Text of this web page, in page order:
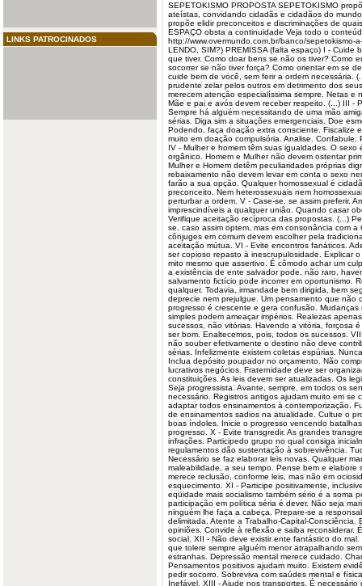
LINKS PATROCINADOS
SEPETOKISMO PROPOSTA SEPETOKISMO
ateístas, convidando cidadãs e cidadãos do
propõe elidir preconceitos e discriminações de
ESPAÇO obsta a continuidade Veja todo o
http://www.overmundo.com.br/banco/sepetokismo-
LENDO, SIM?) PREMISSA (falta espaço) I - Cuide
que tiver. Como doar bens se não os tiver? Como
socorrer se não tiver força? Como orientar em se
cuide bem de você, sem ferir a ordem necessária.
prudente zelar pelos outros em detrimento dos
merecem atenção especialíssima sempre. Netas e
Mãe e pai e avós devem receber respeito. (...) III -
Sempre há alguém necessitando de uma mão
sérias. Diga sim a situações emergenciais. Doe
Podendo, faça doação extra consciente. Fiscalize
muito em doação compulsória. Analise. Confabule.
IV - Mulher e homem têm suas igualdades. O sexo
orgânico. Homem e Mulher não devem ostentar
Mulher e Homem detêm peculiaridades próprias
rebaixamento não devem levar em conta o sexo
farão a sua opção. Qualquer homossexual é
preconceito. Nem heterossexuais nem
perturbar a ordem. V - Case-se, se assim preferir.
imprescindíveis a qualquer união. Quando casar
Verifique aceitação recíproca das propostas. (...)
se, caso assim optem, mas em consonância com
cônjuges em comum devem escolher pela
aceitação mútua. VI - Evite encontros fanáticos.
ser copioso repasto à inescrupulosidade. Explicar
mito mesmo que assertivo. É cômodo achar um
a existência de ente salvador pode, não raro,
salvamento fictício pode incorrer em oportunismo.
qualquer. Todavia, irmandade bem dirigida, bem
deprecie nem prejulgue. Um pensamento que não
progresso é crescente e gera confusão.
simples podem ameaçar impérios. Realezas
sucessos, não vitórias. Havendo a vitória, forçosa
ser bom. Enaltecemos, pois, todos os sucessos.
não souber efetivamente o destino não deve
sérias. Infelizmente existem coletas espúrias.
Inclua depósito poupador no orçamento. Não
lucrativos negócios. Fraternidade deve ser
constituições. As leis devem ser atualizadas. Os
Seja progressista. Avante, sempre, em todos os
necessário. Registros antigos ajudam muito em se
adaptar todos ensinamentos à contemporização.
de ensinamentos sadios na atualidade. Cultue o
boas índoles. Inicie o progresso vencendo
progresso. X - Evite transgredir. As grandes
infrações. Participedo grupo no qual consiga
regulamentos dão sustentação à sobrevivência.
Necessário se faz elaborar leis novas. Qualquer
maleabilidade, a seu tempo. Pense bem e elabore
merece reclusão, conforme leis, mas não em
esquecimento. XI - Participe positivamente,
eqüidade mais socialismo também sério é a soma
participação em política séria é dever. Não seja
ninguém lhe faça a cabeça. Prepare-se a
delimitada. Atente a Trabalho-Capital-Consciência.
opiniões. Convide à reflexão e saiba reconsiderar.
social. XII - Não deve existir ente fantástico do
que tolere sempre alguém menor atrapalhando
estranhas. Depressão mental merece cuidado.
Pensamentos positivos ajudam muito. Existem
pedir socorro. Sobreviva com saúdes mental e
Inefável. XIII - Ajude nos transportes. É